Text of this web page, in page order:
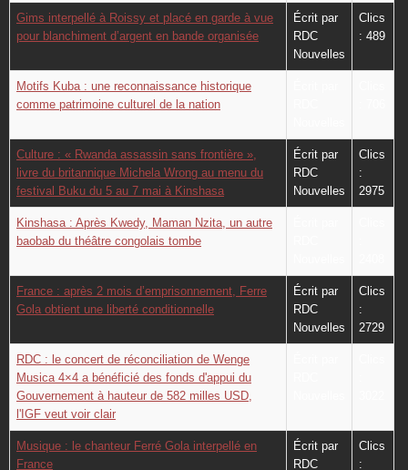
Gims interpellé à Roissy et placé en garde à vue
pour blanchiment d’argent en bande organisée
Écrit par
RDC
Nouvelles
Clics
: 489
Motifs Kuba : une reconnaissance historique
comme patrimoine culturel de la nation
Culture : « Rwanda assassin sans frontière »,
livre du britannique Michela Wrong au menu du
festival Buku du 5 au 7 mai à Kinshasa
Écrit par
RDC
Nouvelles
Clics
:
2975
Kinshasa : Après Kwedy, Maman Nzita, un autre
baobab du théâtre congolais tombe
France : après 2 mois d’emprisonnement, Ferre
Gola obtient une liberté conditionnelle
Écrit par
RDC
Nouvelles
Clics
:
2729
RDC : le concert de réconciliation de Wenge
Musica 4×4 a bénéficié des fonds d'appui du
Gouvernement à hauteur de 582 milles USD,
l'IGF veut voir clair
Musique : le chanteur Ferré Gola interpellé en
France
Écrit par
RDC
Clics
: